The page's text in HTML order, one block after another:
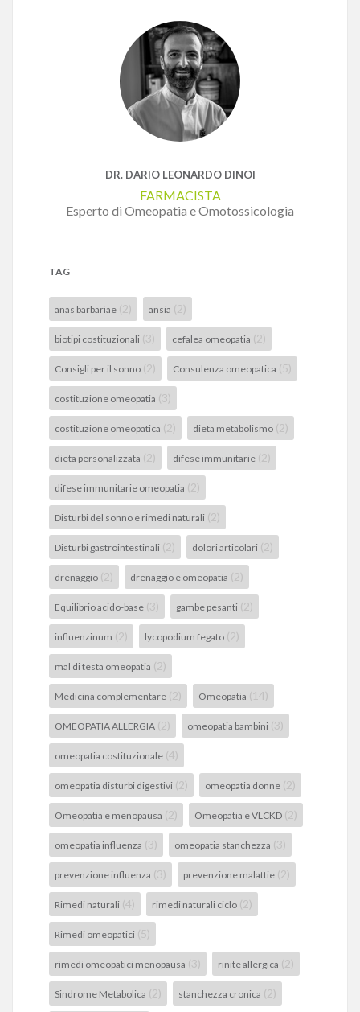
DR. DARIO LEONARDO DINOI
FARMACISTA
Esperto di Omeopatia e Omotossicologia
TAG
anas barbariae (2) ansia (2)
biotipi costituzionali (3) cefalea omeopatia (2)
Consigli per il sonno (2) Consulenza omeopatica (5)
costituzione omeopatia (3)
costituzione omeopatica (2) dieta metabolismo (2)
dieta personalizzata (2) difese immunitarie (2)
difese immunitarie omeopatia (2)
Disturbi del sonno e rimedi naturali (2)
Disturbi gastrointestinali (2) dolori articolari (2)
drenaggio (2) drenaggio e omeopatia (2)
Equilibrio acido-base (3) gambe pesanti (2)
influenzinum (2) lycopodium fegato (2)
mal di testa omeopatia (2)
Medicina complementare (2) Omeopatia (14)
OMEOPATIA ALLERGIA (2) omeopatia bambini (3)
omeopatia costituzionale (4)
omeopatia disturbi digestivi (2) omeopatia donne (2)
Omeopatia e menopausa (2) Omeopatia e VLCKD (2)
omeopatia influenza (3) omeopatia stanchezza (3)
prevenzione influenza (3) prevenzione malattie (2)
Rimedi naturali (4) rimedi naturali ciclo (2)
Rimedi omeopatici (5)
rimedi omeopatici menopausa (3) rinite allergica (2)
Sindrome Metabolica (2) stanchezza cronica (2)